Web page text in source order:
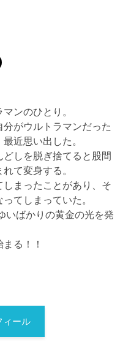
ンのひとり。
がウルトラマンだった
近思い出した。
しを脱ぎ捨てると股間
て変身する。
まったことがあり、そ
てしまっていた。
いばかりの黄金の光を発
る！！
ィール